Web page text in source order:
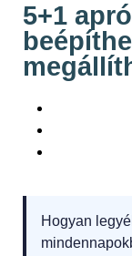
5+1
Hogyan